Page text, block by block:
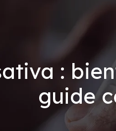
:
guide